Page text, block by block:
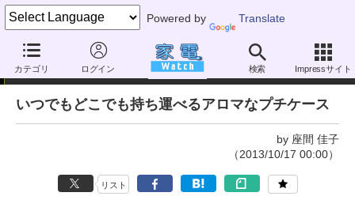
Powered by Translate
カテゴリ ログイン 検索 Impressサイト
やじうまミニレビュー
いつでもどこでも持ち運べるアロマなプチケース
by 座間 佳子
（2013/10/17 00:00）
リスト